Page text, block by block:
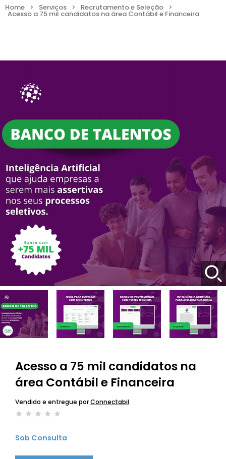
Home > Serviços > Recrutamento e Seleção >
Acesso a 75 mil candidatos na área Contábil e Financeira
Acesso a 75 mil candidatos na
área Contábil e Financeira
Vendido e entregue porConnectabil
Sob Consulta